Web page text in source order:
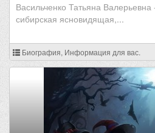
Васильченко Татьяна Валерьевна
сибирская ясновидящая,...
Биография, Информация для вас.